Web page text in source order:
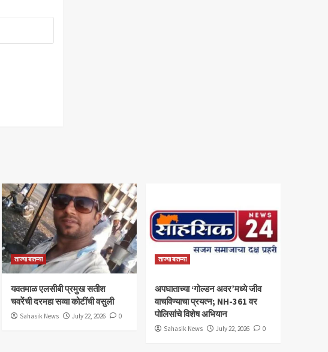
ताज्या बातम्या
यवतमाळ एलसीबी प्रमुख सतीश
चवरेंची दरमहा सव्वा कोटींची वसुली
Sahasik News July 22, 2026 0
ताज्या बातम्या
अपघाताच्या ‘गोल्डन अवर’मध्ये जीव
वाचविण्याचा प्रयत्न; NH-361 वर
पोलिसांचे विशेष अभियान
Sahasik News July 22, 2026 0